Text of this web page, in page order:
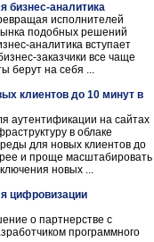
бизнес-аналитика
исполнителей
подобных решений
аналитика вступает
заказчики все чаще
берут на себя ...
клиентов до 10 минут в
аутентификации на сайтах
в облаке
для новых клиентов до
и проще масштабировать
новых ...
цифровизации
о партнерстве с
программного